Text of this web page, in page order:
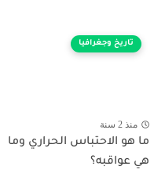
تاريخ وجغرافيا
منذ 2 سنة
ما هو الاحتباس الحراري وما
هي عواقبه؟